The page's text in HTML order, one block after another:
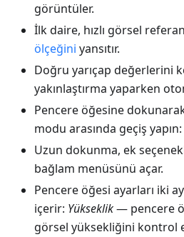
görüntüler.
İlk daire, hızlı görsel
ölçeğini yansıtır.
Doğru yarıçap değerlerini
yakınlaştırma yaparken
Pencere öğesine
modu arasında geçiş yapın:
Uzun dokunma, ek
bağlam menüsünü açar.
Pencere öğesi ayarları iki
içerir: Yükseklik— pencere
görsel yüksekliğini kontrol